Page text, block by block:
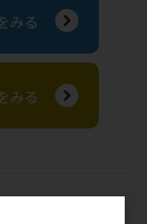
みる
みる